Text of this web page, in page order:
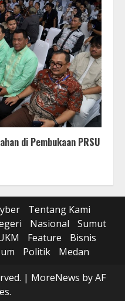
di Pembukaan PRSU
Tentang Kami
Nasional
Sumut
Feature
Bisnis
Politik
Medan
| MoreNews by AF